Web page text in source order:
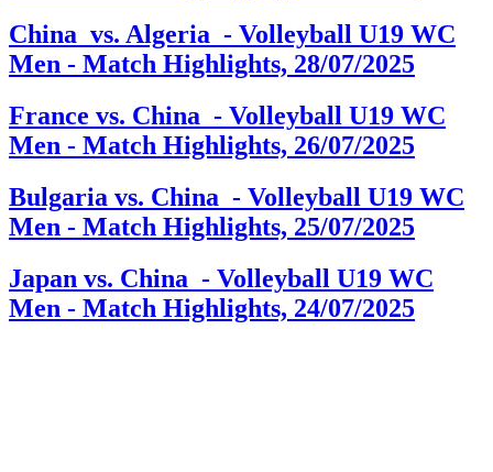
China vs. Algeria - Volleyball U19 WC
Men - Match Highlights, 28/07/2025
France vs. China - Volleyball U19 WC
Men - Match Highlights, 26/07/2025
Bulgaria vs. China - Volleyball U19 WC
Men - Match Highlights, 25/07/2025
Japan vs. China - Volleyball U19 WC
Men - Match Highlights, 24/07/2025